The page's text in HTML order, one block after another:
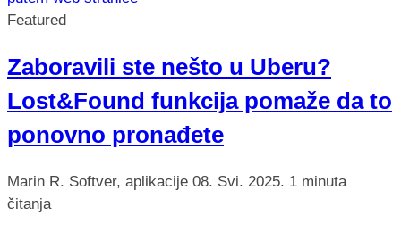
Featured
Zaboravili ste nešto u Uberu?
Lost&Found funkcija pomaže da to
ponovno pronađete
Marin R. Softver, aplikacije 08. Svi. 2025. 1 minuta
čitanja